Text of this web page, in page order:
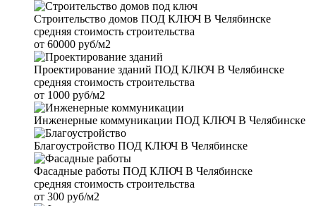
Строительство домов ПОД КЛЮЧ В Челябинске
средняя стоимость строительства
от 60000 руб/м2
Проектирование зданий ПОД КЛЮЧ В Челябинске
средняя стоимость строительства
от 1000 руб/м2
Инженерные коммуникации ПОД КЛЮЧ В Челябинске
Благоустройство ПОД КЛЮЧ В Челябинске
Фасадные работы ПОД КЛЮЧ В Челябинске
средняя стоимость строительства
от 300 руб/м2